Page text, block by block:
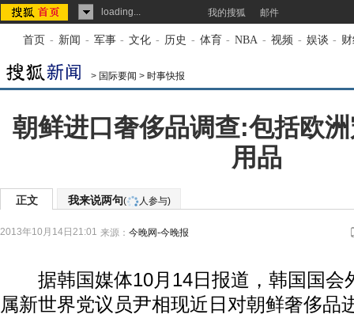
loading... 我的搜狐 邮件
首页 - 新闻 - 军事 - 文化 - 历史 - 体育 - NBA - 视频 - 娱谈 -
> 国际要闻 > 时事快报
朝鲜进口奢侈品调查:包括欧
用品
正文 我来说两句( 人参与)
2013年10月14日21:01 来源： 今晚网-今晚报
据韩国媒体10月14日报道，韩国国会
属新世界党议员尹相现近日对朝鲜奢侈品